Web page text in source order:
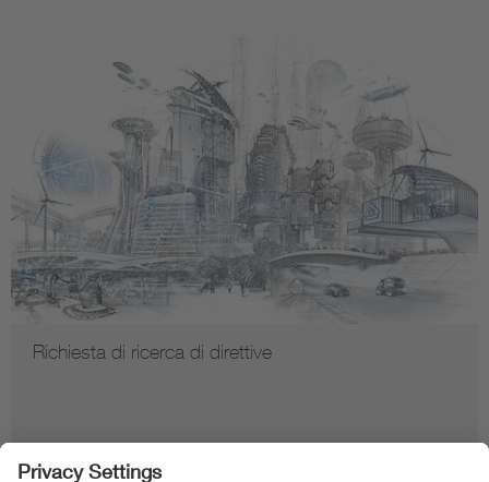
Richiesta di ricerca di direttive